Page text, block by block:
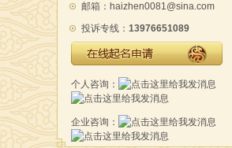
邮箱：haizhen0081@sina.com
投诉专线： 13976651089
在线起名申请
个人咨询：
企业咨询：